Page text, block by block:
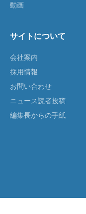
動画
サイトについて
会社案内
採用情報
お問い合わせ
ニュース読者投稿
編集長からの手紙